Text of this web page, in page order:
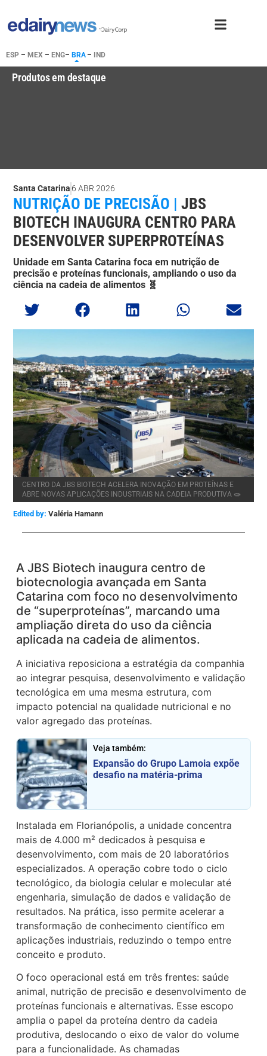
ESP – MEX – ENG– BRA– IND
Produtos em destaque
Santa Catarina 6 ABR 2026
NUTRIÇÃO DE PRECISÃO | JBS
BIOTECH INAUGURA CENTRO PARA
DESENVOLVER SUPERPROTEÍNAS
Unidade em Santa Catarina foca em nutrição de
precisão e proteínas funcionais, ampliando o uso da
ciência na cadeia de alimentos 🧬
CENTRO DA JBS BIOTECH ACELERA INOVAÇÃO EM PROTEÍNAS E
ABRE NOVAS APLICAÇÕES INDUSTRIAIS NA CADEIA PRODUTIVA 🧫
Edited by: Valéria Hamann
A JBS Biotech inaugura centro de
biotecnologia avançada em Santa
Catarina com foco no desenvolvimento
de “superproteínas”, marcando uma
ampliação direta do uso da ciência
aplicada na cadeia de alimentos.
A iniciativa reposiciona a estratégia da companhia
ao integrar pesquisa, desenvolvimento e validação
tecnológica em uma mesma estrutura, com
impacto potencial na qualidade nutricional e no
valor agregado das proteínas.
Veja também:
Expansão do Grupo Lamoia expõe
desafio na matéria-prima
Instalada em Florianópolis, a unidade concentra
mais de 4.000 m² dedicados à pesquisa e
desenvolvimento, com mais de 20 laboratórios
especializados. A operação cobre todo o ciclo
tecnológico, da biologia celular e molecular até
engenharia, simulação de dados e validação de
resultados. Na prática, isso permite acelerar a
transformação de conhecimento científico em
aplicações industriais, reduzindo o tempo entre
conceito e produto.
O foco operacional está em três frentes: saúde
animal, nutrição de precisão e desenvolvimento de
proteínas funcionais e alternativas. Esse escopo
amplia o papel da proteína dentro da cadeia
produtiva, deslocando o eixo de valor do volume
para a funcionalidade. As chamadas